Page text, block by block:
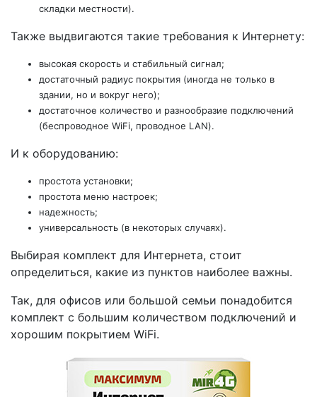
складки местности).
Также выдвигаются такие требования к Интернету:
высокая скорость и стабильный сигнал;
достаточный радиус покрытия (иногда не только в
здании, но и вокруг него);
достаточное количество и разнообразие подключений
(беспроводное WiFi, проводное LAN).
И к оборудованию:
простота установки;
простота меню настроек;
надежность;
универсальность (в некоторых случаях).
Выбирая комплект для Интернета, стоит
определиться, какие из пунктов наиболее важны.
Так, для офисов или большой семьи понадобится
комплект с большим количеством подключений и
хорошим покрытием WiFi.